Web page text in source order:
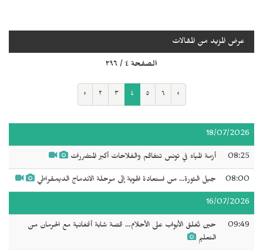
عرض المزيد من المقالات
الصفحة ٤ / ٢٩٦
‹ ٢ ٣ ٤ ٥ ٦ ›
18/07/2026
08:25 أزمة المياه في تونس تتفاقم والفلاحات أكبر المتضررات
08:00 جيل الثورة... من استعادة الهوية إلى مرحلة الاندماج الديمقراطي
16/07/2026
09:49
حين تُغلق الأبواب على الأحلام… قصة شابة أفغانية مع الحرمان من
التعليم